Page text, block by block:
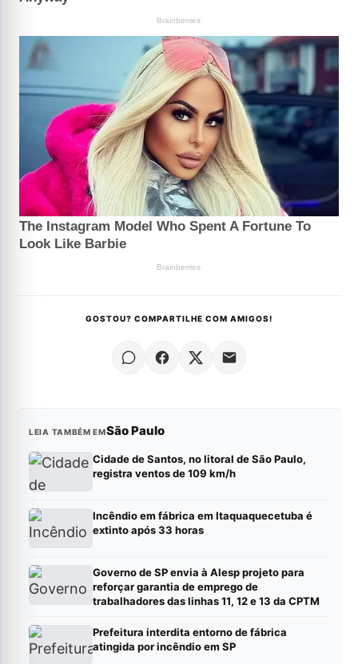
GOSTOU? COMPARTILHE COM AMIGOS!
LEIA TAMBÉM EMSão Paulo
Cidade de Santos, no litoral de São Paulo,
registra ventos de 109 km/h
Incêndio em fábrica em Itaquaquecetuba é
extinto após 33 horas
Governo de SP envia à Alesp projeto para
reforçar garantia de emprego de
trabalhadores das linhas 11, 12 e 13 da CPTM
Prefeitura interdita entorno de fábrica
atingida por incêndio em SP